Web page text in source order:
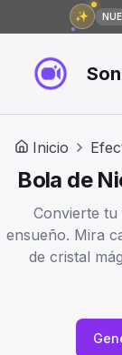
✨
Inicio
Bola de
Convierte tu
ensueño. Mira
de cristal